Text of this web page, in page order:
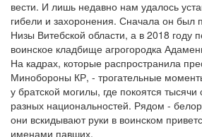
вести. И лишь недавно нам удалось
гибели и захоронения. Сначала он был
Низы Витебской области, а в 2018 году
воинское кладбище агрогородка
На кадрах, которые распространила
Минобороны КР, - трогательные
у братской могилы, где покоятся тысячи
разных национальностей. Рядом -
они вскидывают руки в воинском
именами павших.